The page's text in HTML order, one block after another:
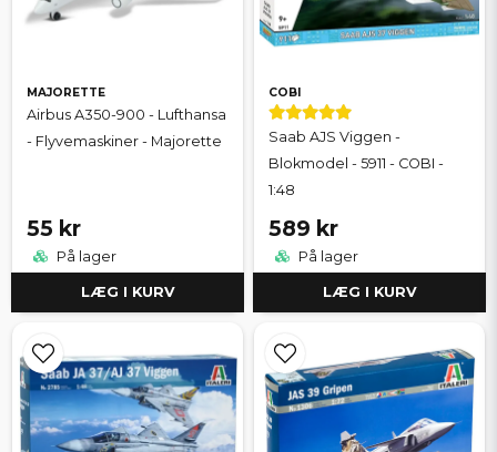
MAJORETTE
Airbus A350-900 - Lufthansa
- Flyvemaskiner - Majorette
55 kr
På lager
LÆG I KURV
COBI
Saab AJS Viggen -
Blokmodel - 5911 - COBI -
1:48
589 kr
På lager
LÆG I KURV